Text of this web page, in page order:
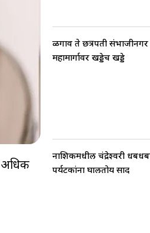
अधिक
ळगाव ते छत्रपती संभाजीनगर
महामार्गावर खड्डेच खड्डे
नाशिकमधील चंद्रेश्वरी
पर्यटकांना घालतोय साद